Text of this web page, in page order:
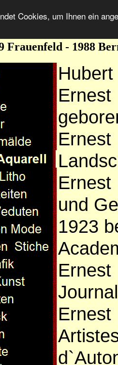
Cookies, um Ihnen ein
Frauenfeld - 1988
Ernest
Ernest
Ernest
und
1923
Ernest
Ernest